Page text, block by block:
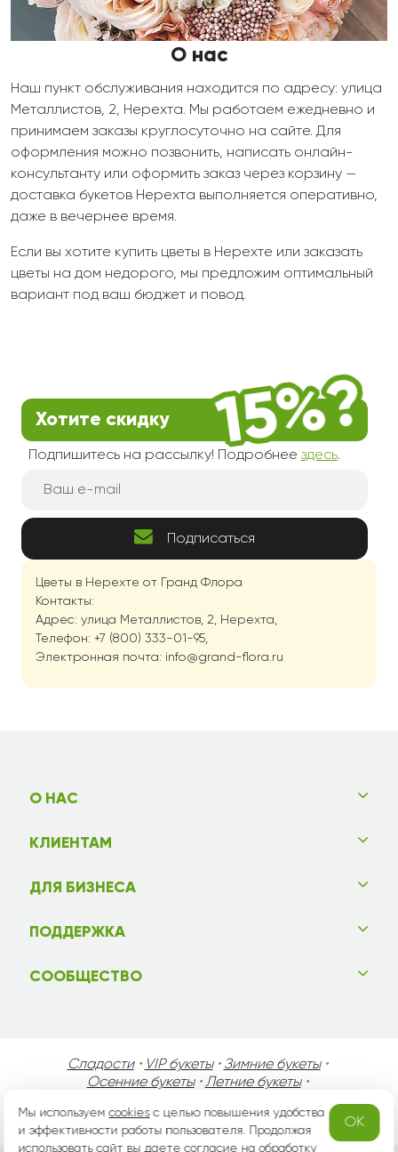
О нас
Наш пункт обслуживания находится по адресу: улица
Металлистов, 2, Нерехта. Мы работаем ежедневно и
принимаем заказы круглосуточно на сайте. Для
оформления можно позвонить, написать онлайн-
консультанту или оформить заказ через корзину —
доставка букетов Нерехта выполняется оперативно,
даже в вечернее время.
Если вы хотите купить цветы в Нерехте или заказать
цветы на дом недорого, мы предложим оптимальный
вариант под ваш бюджет и повод.
Цветы в Нерехте от Гранд Флора
Контакты:
Адрес: улица Металлистов, 2, Нерехта,
Телефон: +7 (800) 333-01-95,
Электронная почта: info@grand-flora.ru
Хотите скидку
Подпишитесь на рассылку! Подробнее здесь.
Подписаться
О НАС
КЛИЕНТАМ
ДЛЯ БИЗНЕСА
ПОДДЕРЖКА
СООБЩЕСТВО
Сладости• VIP букеты• Зимние букеты•
Осенние букеты•Летние букеты•
День Матери• День Мужчин•Праздники!
Мы используемcookiesс целью повышения удобства
и эффективности работы пользователя. Продолжая
использовать сайт вы даете согласие наобработку
OK